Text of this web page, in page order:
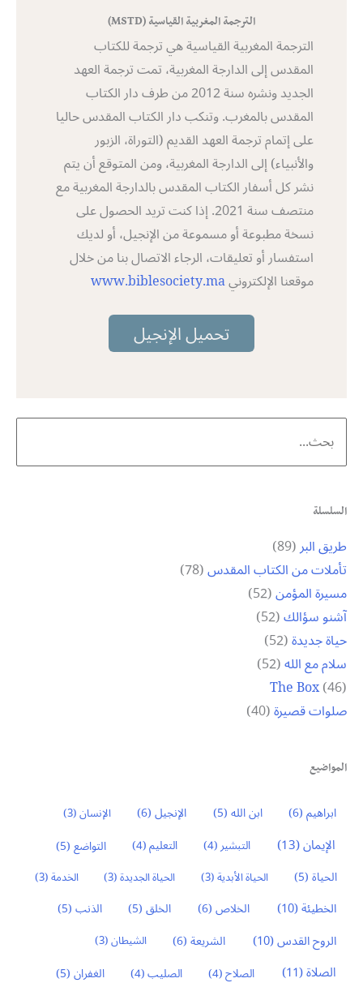
الترجمة المغربية القياسية (MSTD)
الترجمة المغربية القياسية هي ترجمة للكتاب
المقدس إلى الدارجة المغربية، تمت ترجمة العهد
الجديد ونشره سنة 2012 من طرف دار الكتاب
المقدس بالمغرب. وتنكب دار الكتاب المقدس حاليا
على إتمام ترجمة العهد القديم (التوراة، الزبور
واﻷنبياء) إلى الدارجة المغربية، ومن المتوقع أن يتم
نشر كل أسفار الكتاب المقدس بالدارجة المغربية مع
منتصف سنة 2021. إذا كنت تريد الحصول على
نسخة مطبوعة أو مسموعة من اﻹنجيل، أو لديك
استفسار أو تعليقات، الرجاء الاتصال بنا من خلال
موقعنا اﻹلكترونيwww.biblesociety.ma
تحميل الإنجيل
Search
for:
السلسلة
طريق البر(89)
تأملات من الكتاب المقدس(78)
مسيرة المؤمن(52)
آشنو سؤالك(52)
حياة جديدة(52)
سلام مع الله(52)
The Box(46)
صلوات قصيرة(40)
المواضيع
ابراهيم(6) ابن الله(5) الإنجيل(6) الإنسان(3)
الإيمان(13) التبشير(4) التعليم(4) التواضع(5)
الحياة(5) الحياة الأبدية(3) الحياة الجديدة(3) الخدمة(3)
الخطيئة(10) الخلاص(6) الخلق(5) الذنب(5)
الروح القدس(10) الشريعة(6) الشيطان(3)
الصلاة(11) الصلاح(4) الصليب(4) الغفران(5)